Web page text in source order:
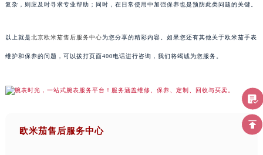
复杂，则应及时寻求专业帮助；同时，在日常使用中加强保养也是预防此类问题的关键。
以上就是北京欧米茄售后服务中心为您分享的精彩内容。如果您还有其他关于欧米茄手表
维护和保养的问题，可以拨打页面400电话进行咨询，我们将竭诚为您服务。
欧米茄售后服务中心